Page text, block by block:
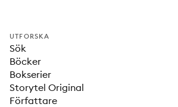
UTFORSKA
Sök
Böcker
Bokserier
Storytel Original
Författare